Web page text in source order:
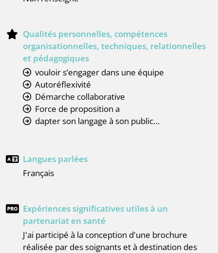
Qualités personnelles, compétences
organisationnelles, techniques, relationnelles
et pédagogiques
vouloir s’engager dans une équipe
Autoréflexivité
Démarche collaborative
Force de proposition a
dapter son langage à son public…
Langues parlées
français
Expériences significatives utiles à un
partenariat en santé
J'ai participé à la conception d'une brochure
réalisée par des soignants et à destination des